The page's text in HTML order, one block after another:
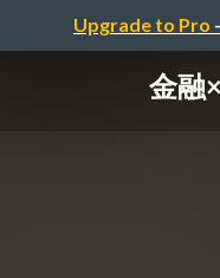
Upgrade to Pro
金融